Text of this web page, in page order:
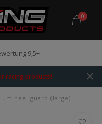
0
9,5+
racing products!
heel guard (large)